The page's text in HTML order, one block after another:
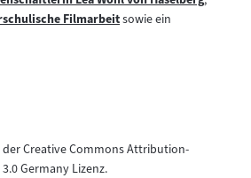
Filmarbeitsowie ein
der Creative Commons Attribution-
Germany Lizenz.